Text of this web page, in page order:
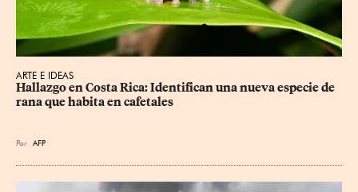
ARTE E IDEAS
Hallazgo en Costa Rica: Identifican una nueva especie de
rana que habita en cafetales
Por AFP